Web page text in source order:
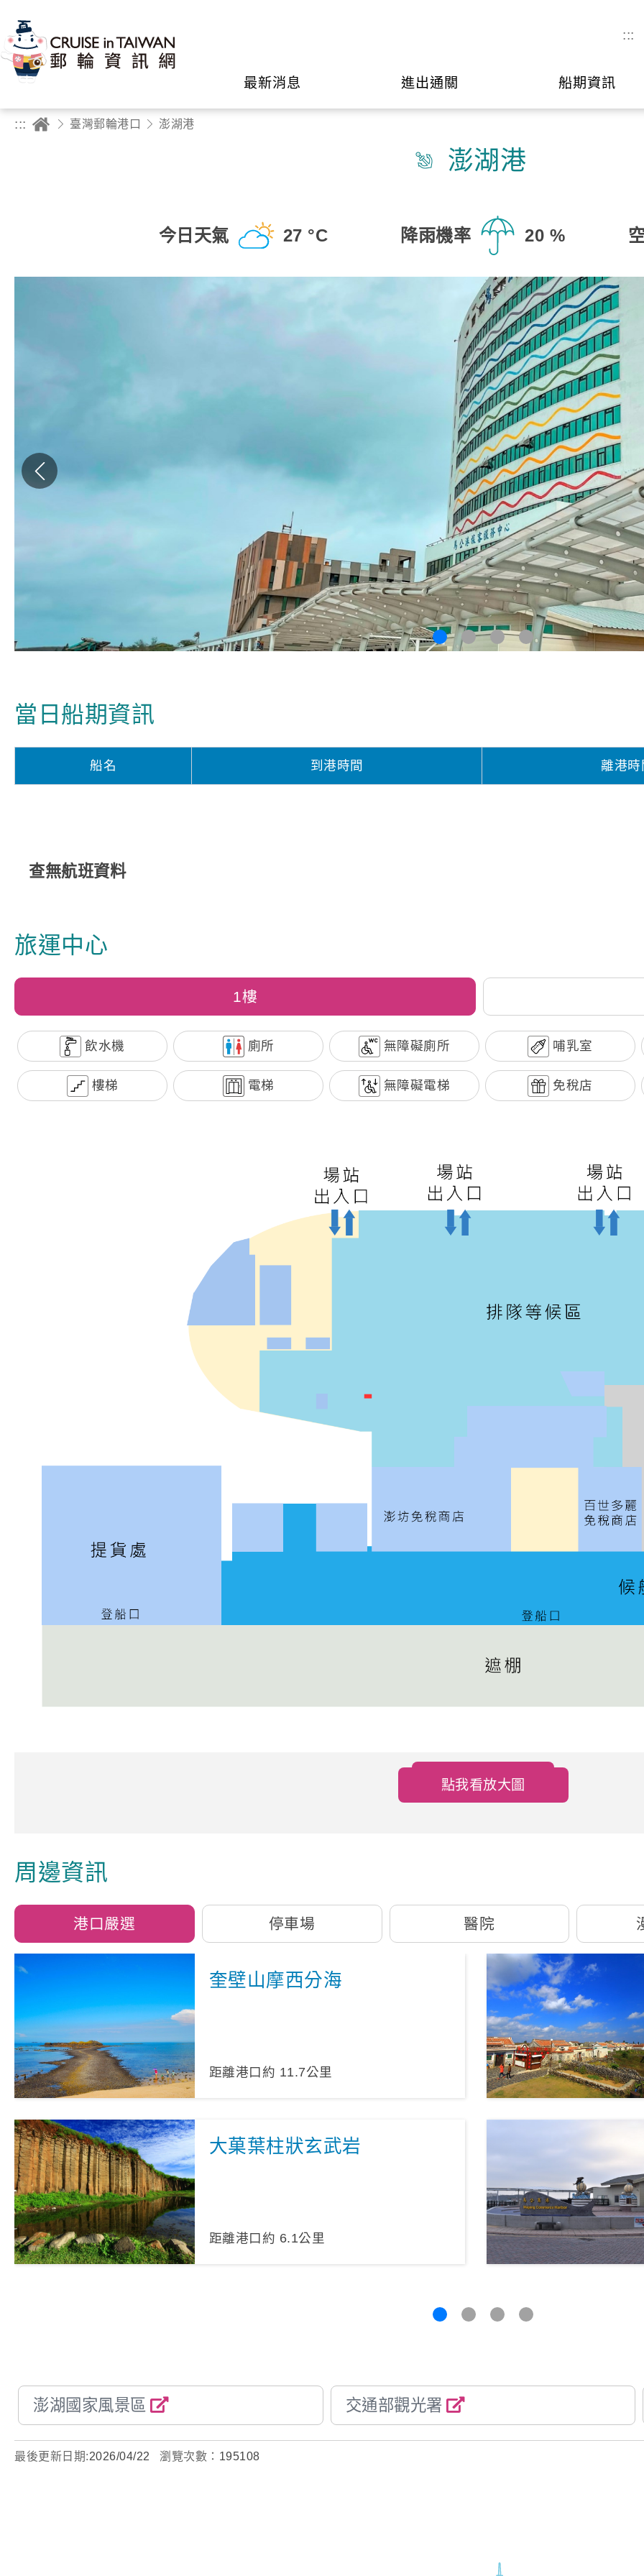
:::
最新消息 進出通關 船期資訊
::: 臺灣郵輪港口 澎湖港
澎湖港
今日天氣 27 °C 降雨機率 20 %
當日船期資訊
船名 到港時間 離港時
查無航班資料
旅運中心
1樓
飲水機 廁所 無障礙廁所 哺乳室
樓梯 電梯 無障礙電梯 免稅店
點我看放大圖
澎湖港旅客服務中心交通資訊
· 公車：搭乘龍門線、尖山線、烏崁線路線公車，於馬公港旅客服務中心站下車。
· 自行開車：請參考下方地圖，車輛可停至港口內停車場。
路線規劃
周邊資訊
港口嚴選
奎壁山摩西分海
距離港口約 11.7公里
大菓葉柱狀玄武岩
距離港口約 6.1公里
停車場 醫院
澎湖國家風景區 交通部觀光署
最後更新日期:2026/04/22 瀏覽次數： 195108